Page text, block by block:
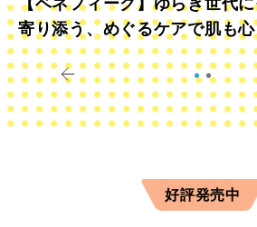
寄り添う、めぐるケアで肌も
きに
好評発売中